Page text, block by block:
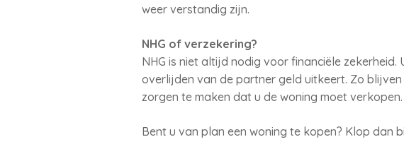
weer verstandig zijn.
NHG of verzekering?
NHG is niet altijd nodig voor financiële
overlijden van de partner geld uitkeert. Zo
zorgen te maken dat u de woning moet
Bent u van plan een woning te kopen? Klop dan